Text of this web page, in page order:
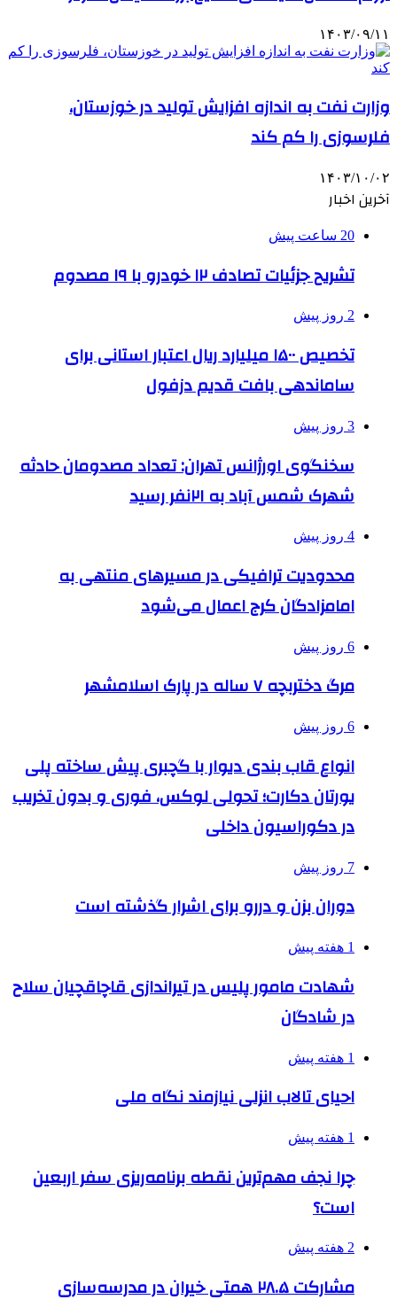
۱۴۰۳/۰۹/۱۱
وزارت نفت به اندازه افزایش تولید در خوزستان،
فلرسوزی را کم کند
۱۴۰۳/۱۰/۰۲
آخرین اخبار
20 ساعت پیش
تشریح جزئیات تصادف ۱۲ خودرو با ۱۹ مصدوم
2 روز پیش
تخصیص ۱۵۰۰ میلیارد ریال اعتبار استانی برای
ساماندهی بافت قدیم دزفول
3 روز پیش
سخنگوی اورژانس تهران: تعداد مصدومان حادثه
شهرک شمس آباد به ۲۱نفر رسید
4 روز پیش
محدودیت ترافیکی در مسیرهای منتهی به
امامزادگان کرج اعمال می‌شود
6 روز پیش
مرگ دختربچه ۷ ساله در پارک اسلامشهر
6 روز پیش
انواع قاب بندی دیوار با گچبری پیش ساخته پلی
یورتان دکارت؛ تحولی لوکس، فوری و بدون تخریب
در دکوراسیون داخلی
7 روز پیش
دوران بزن و دررو برای اشرار گذشته است
1 هفته پیش
شهادت مامور پلیس در تیراندازی قاچاقچیان سلاح
در شادگان
1 هفته پیش
احیای تالاب انزلی نیازمند نگاه ملی
1 هفته پیش
چرا نجف مهم‌ترین نقطه برنامه‌ریزی سفر اربعین
است؟
2 هفته پیش
مشارکت ۲۸.۵ همتی خیران در مدرسه‌سازی